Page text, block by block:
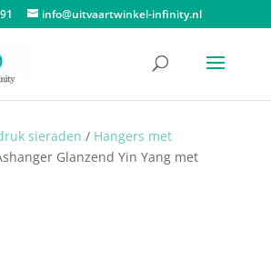
info@uitvaartwinkel-infinity.nl
sieraden / Hangers met
Glanzend Yin Yang met